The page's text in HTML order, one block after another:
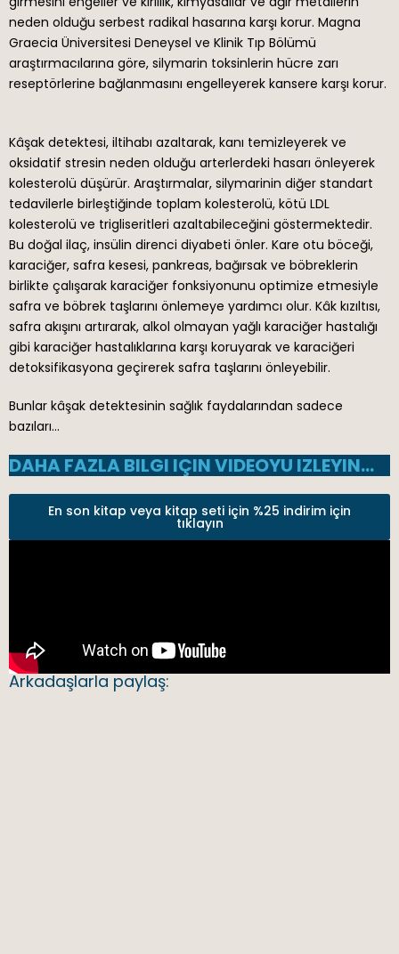
neden olduğu serbest radikal hasarına karşı korur. Magna
Graecia Üniversitesi Deneysel ve Klinik Tıp Bölümü
araştırmacılarına göre, silymarin toksinlerin hücre zarı
reseptörlerine bağlanmasını engelleyerek kansere karşı korur.
Kâşak detektesi, iltihabı azaltarak, kanı temizleyerek ve
oksidatif stresin neden olduğu arterlerdeki hasarı önleyerek
kolesterolü düşürür. Araştırmalar, silymarinin diğer standart
tedavilerle birleştiğinde toplam kolesterolü, kötü LDL
kolesterolü ve trigliseritleri azaltabileceğini göstermektedir.
Bu doğal ilaç, insülin direnci diyabeti önler. Kare otu böceği,
karaciğer, safra kesesi, pankreas, bağırsak ve böbreklerin
birlikte çalışarak karaciğer fonksiyonunu optimize etmesiyle
safra ve böbrek taşlarını önlemeye yardımcı olur. Kâk kızıltısı,
safra akışını artırarak, alkol olmayan yağlı karaciğer hastalığı
gibi karaciğer hastalıklarına karşı koruyarak ve karaciğeri
detoksifikasyona geçirerek safra taşlarını önleyebilir.
Bunlar kâşak detektesinin sağlık faydalarından sadece
bazıları…
DAHA FAZLA BILGI IÇIN VIDEOYU IZLEYIN…
En son kitap veya kitap seti için %25 indirim için
tıklayın
Arkadaşlarla paylaş: